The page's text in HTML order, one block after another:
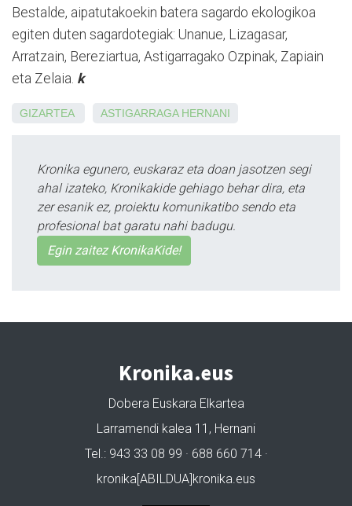
Bestalde, aipatutakoekin batera sagardo ekologikoa
egiten duten sagardotegiak: Unanue, Lizagasar,
Arratzain, Bereziartua, Astigarragako Ozpinak, Zapiain
eta Zelaia. k
GIZARTEA ASTIGARRAGA HERNANI
Kronika egunero, euskaraz eta doan jasotzen segi
ahal izateko, Kronikakide gehiago behar dira, eta
zer esanik ez, proiektu komunikatibo sendo eta
profesional bat garatu nahi badugu.
Egin zaitez KronikaKide!
Kronika.eus
Dobera Euskara Elkartea
Larramendi kalea 11, Hernani
Tel.: 943 33 08 99 · 688 660 714 ·
kronika[ABILDUA]kronika.eus